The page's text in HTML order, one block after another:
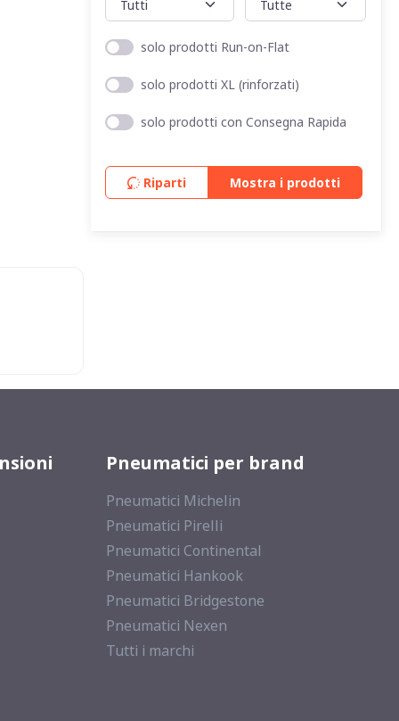
solo prodotti Run-on-Flat
solo prodotti XL (rinforzati)
solo prodotti con Consegna Rapida
Riparti Mostra i prodotti
Pneumatici per brand
Pneumatici Michelin
Pneumatici Pirelli
Pneumatici Continental
Pneumatici Hankook
Pneumatici Bridgestone
Pneumatici Nexen
Tutti i marchi